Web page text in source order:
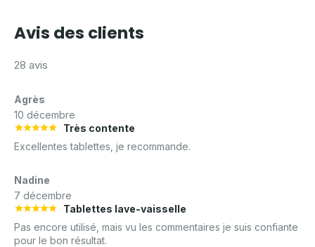
Avis des clients
28 avis
Agrès
10 décembre
Très contente
Excellentes tablettes, je recommande.
Nadine
7 décembre
Tablettes lave-vaisselle
Pas encore utilisé, mais vu les commentaires je suis confiante
pour le bon résultat.